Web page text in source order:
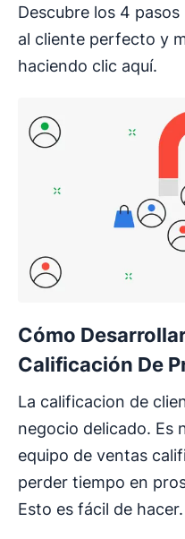
Descubre los 4
al cliente perfecto y
haciendo clic aquí.
Cómo
Calificación De
La calificacion de
negocio delicado. Es
equipo de ventas
perder tiempo en
Esto es fácil de hacer.